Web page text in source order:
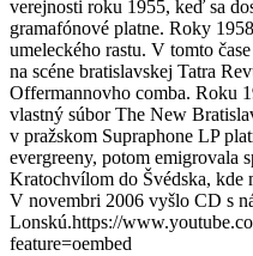
verejnosti roku 1955, keď sa
gramafónové platne. Roky
umeleckého rastu. V tomto
na scéne bratislavskej Tatra
Offermannovho comba. Roku
vlastný súbor The New
v pražskom Supraphone LP
evergreeny, potom emigrovala
Kratochvílom do Švédska, kde
V novembri 2006 vyšlo CD s
Lonskú.https://
feature=oembed